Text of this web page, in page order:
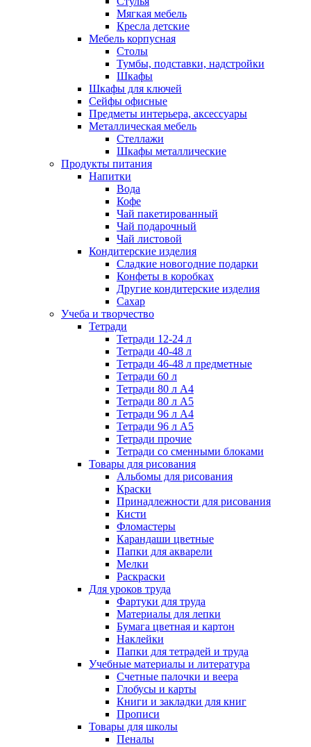
Мягкая мебель
Кресла детские
Мебель корпусная
Столы
Тумбы, подставки, надстройки
Шкафы
Шкафы для ключей
Сейфы офисные
Предметы интерьера, аксессуары
Металлическая мебель
Стеллажи
Шкафы металлические
Продукты питания
Напитки
Вода
Кофе
Чай пакетированный
Чай подарочный
Чай листовой
Кондитерские изделия
Сладкие новогодние подарки
Конфеты в коробках
Другие кондитерские изделия
Сахар
Учеба и творчество
Тетради
Тетради 12-24 л
Тетради 40-48 л
Тетради 46-48 л предметные
Тетради 60 л
Тетради 80 л А4
Тетради 80 л А5
Тетради 96 л А4
Тетради 96 л А5
Тетради прочие
Тетради со сменными блоками
Товары для рисования
Альбомы для рисования
Краски
Принадлежности для рисования
Кисти
Фломастеры
Карандаши цветные
Папки для акварели
Мелки
Раскраски
Для уроков труда
Фартуки для труда
Материалы для лепки
Бумага цветная и картон
Наклейки
Папки для тетрадей и труда
Учебные материалы и литература
Счетные палочки и веера
Глобусы и карты
Книги и закладки для книг
Прописи
Товары для школы
Пеналы